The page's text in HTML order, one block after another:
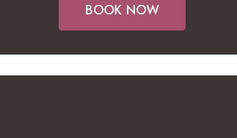
BOOK NOW